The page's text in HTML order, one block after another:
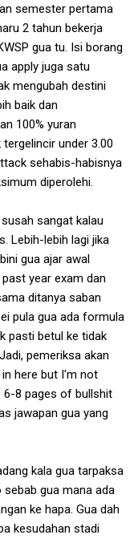
semester pertama
2 tahun bekerja
gua tu. Isi borang
apply juga satu
mengubah destini
baik dan
100% yuran
under 3.00
sehabis-habisnya
diperolehi.
sangat kalau
Lebih-lebih lagi jika
gua ajar awal
year exam dan
ditanya saban
pula gua ada formula
pasti betul ke tidak
pemeriksa akan
here but I'm not
6-8 pages of bullshit
jawapan gua yang
kala gua tarpaksa
gua mana ada
ke hapa. Gua dah
kesudahan stadi